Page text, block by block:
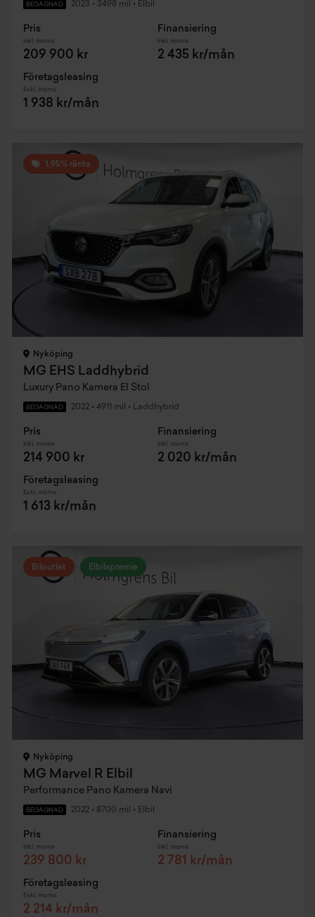
BEGAGNAD 2023 • 3498 mil • Elbil
Pris
Inkl. moms
209 900 kr
Finansiering
Inkl. moms
2 435 kr/mån
Företagsleasing
Exkl. moms
1 938 kr/mån
1,95% ränta
Nyköping
MG EHS Laddhybrid
Luxury Pano Kamera El Stol
BEGAGNAD 2022 • 4911 mil • Laddhybrid
Pris
Inkl. moms
214 900 kr
Finansiering
Inkl. moms
2 020 kr/mån
Företagsleasing
Exkl. moms
1 613 kr/mån
Biloutlet Elbilspremie
Nyköping
MG Marvel R Elbil
Performance Pano Kamera Navi
BEGAGNAD 2022 • 8700 mil • Elbil
Pris
Inkl. moms
239 800 kr
Finansiering
Inkl. moms
2 781 kr/mån
Företagsleasing
Exkl. moms
2 214 kr/mån